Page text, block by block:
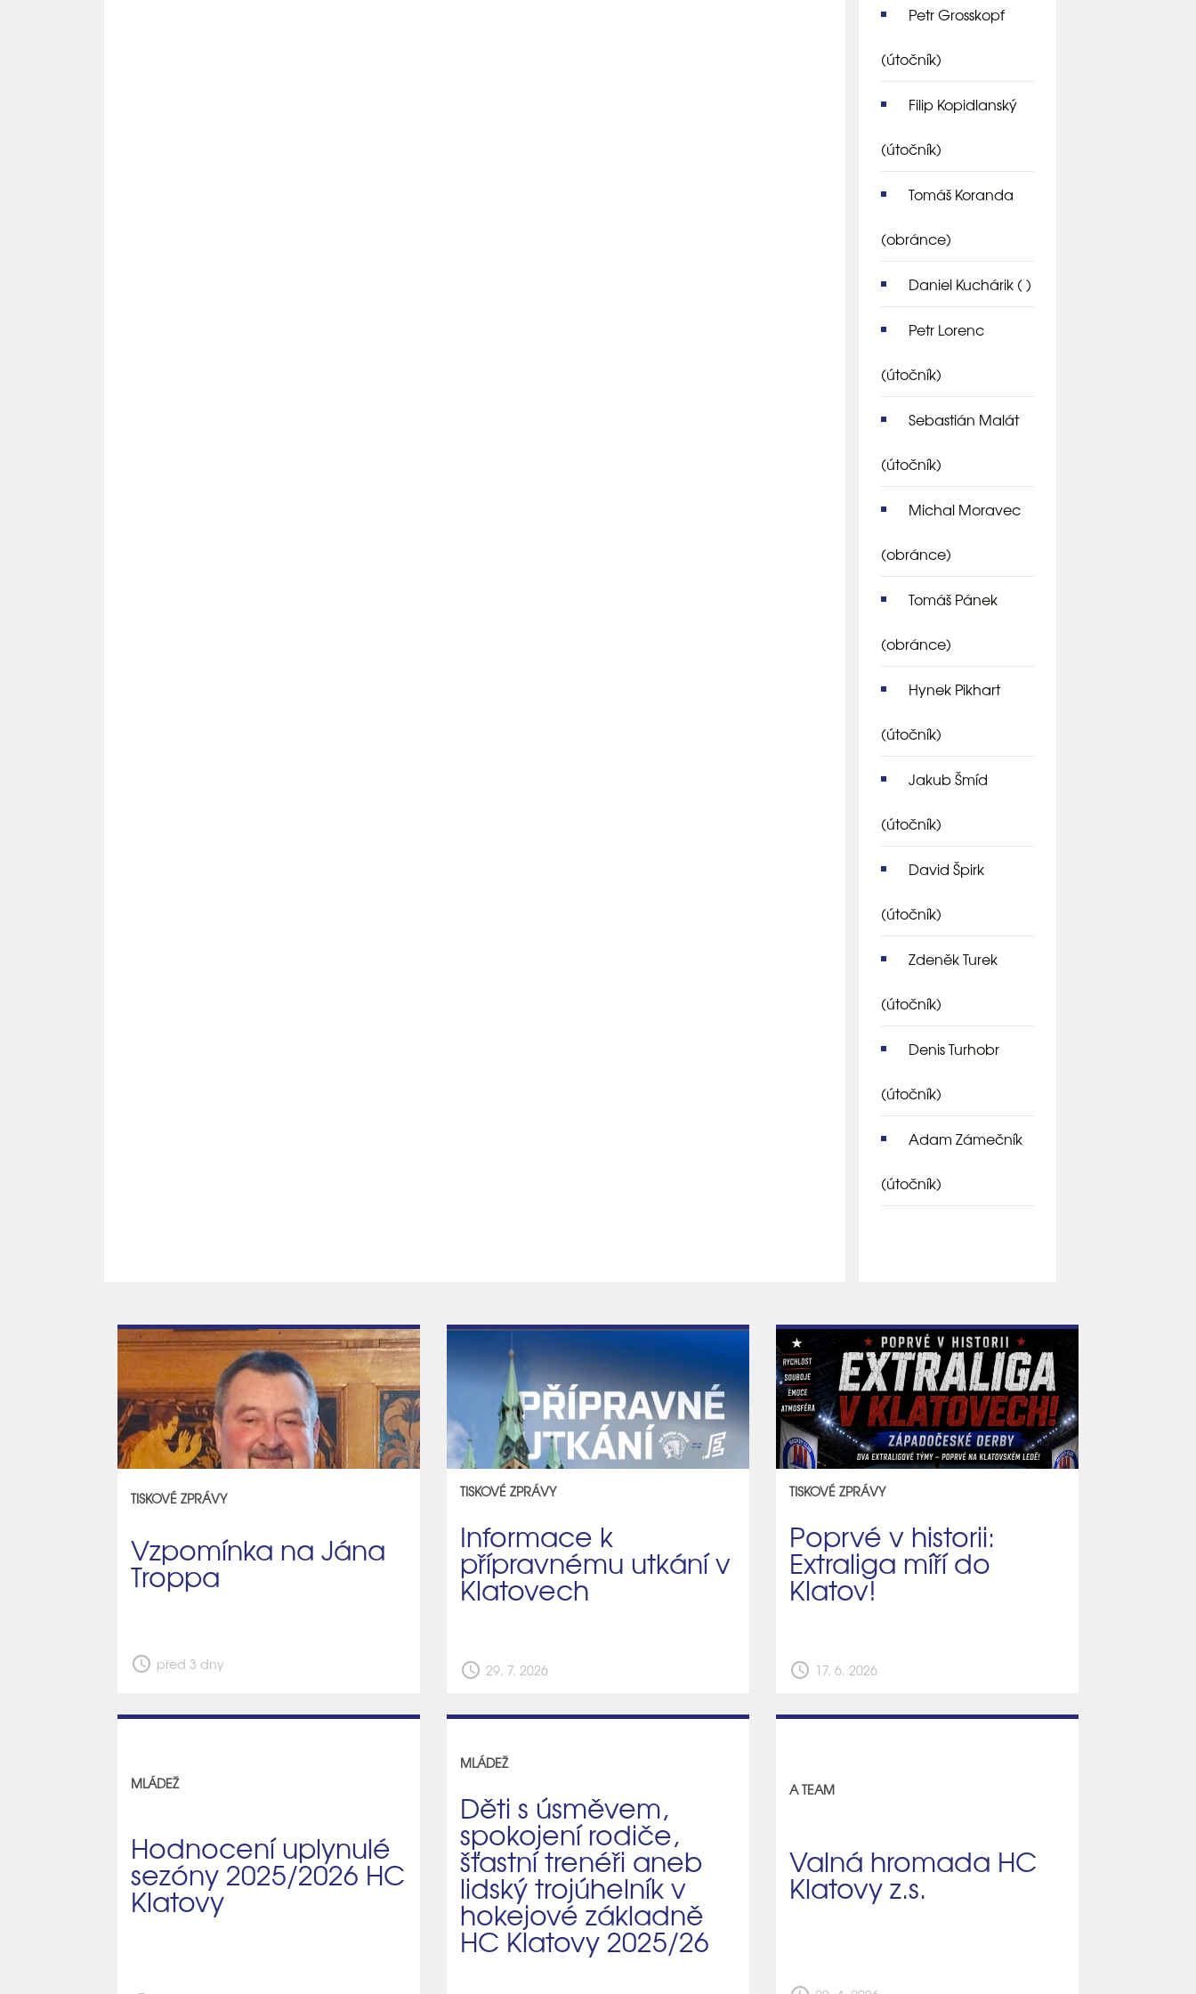
Petr Grosskopf
(útočník)
Filip Kopidlanský
(útočník)
Tomáš Koranda
(obránce)
Daniel Kuchárik ( )
Petr Lorenc
(útočník)
Sebastián Malát
(útočník)
Michal Moravec
(obránce)
Tomáš Pánek
(obránce)
Hynek Pikhart
(útočník)
Jakub Šmíd
(útočník)
David Špirk
(útočník)
Zdeněk Turek
(útočník)
Denis Turhobr
(útočník)
Adam Zámečník
(útočník)
TISKOVÉ ZPRÁVY
Vzpomínka na Jána
Troppa
schedule před 3 dny
TISKOVÉ ZPRÁVY
Informace k
přípravnému utkání v
Klatovech
schedule 29. 7. 2026
TISKOVÉ ZPRÁVY
Poprvé v historii:
Extraliga míří do
Klatov!
schedule 17. 6. 2026
MLÁDEŽ
Hodnocení uplynulé
sezóny 2025/2026 HC
Klatovy
MLÁDEŽ
Děti s úsměvem,
spokojení rodiče,
šťastní trenéři aneb
lidský trojúhelník v
hokejové základně
HC Klatovy 2025/26
A TEAM
Valná hromada HC
Klatovy z.s.